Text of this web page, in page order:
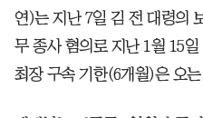
연)는 지난 7일 김 전 대령의
무 종사 혐의로 지난 1월 15
최장 구속 기한(6개월)은 오